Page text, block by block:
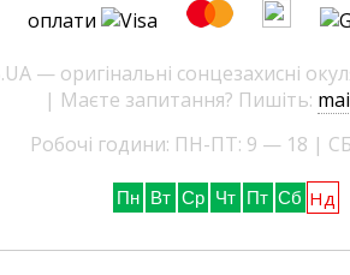
оплати
— оригінальні сонцезахисні
| Маєте запитання? Пишіть:
Робочі години: ПН-ПТ: 9 — 18 |
Пн Вт Ср Чт Пт Сб Нд